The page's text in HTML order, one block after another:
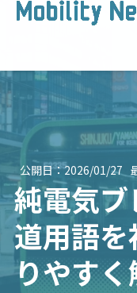
公開日：2026/01/27
純電気
道用語
りやす